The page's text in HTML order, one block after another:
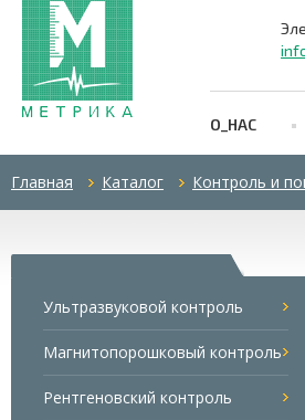
О_НАС
Главная Каталог Контроль и
Ультразвуковой контроль
Магнитопорошковый контроль
Рентгеновский контроль